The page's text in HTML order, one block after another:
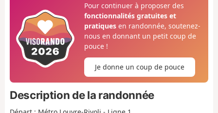
Pour continuer à proposer des
fonctionnalités gratuites et
pratiquesen randonnée, soutenez-
nous en donnant un petit coup de
pouce !
Je donne un coup de pouce
Description de la randonnée